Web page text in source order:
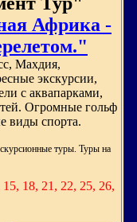
Африка -
Махдия,
экскурсии,
с аквапарками,
Огромные гольф
виды спорта.
туры. Туры на
18, 21, 22, 25, 26,